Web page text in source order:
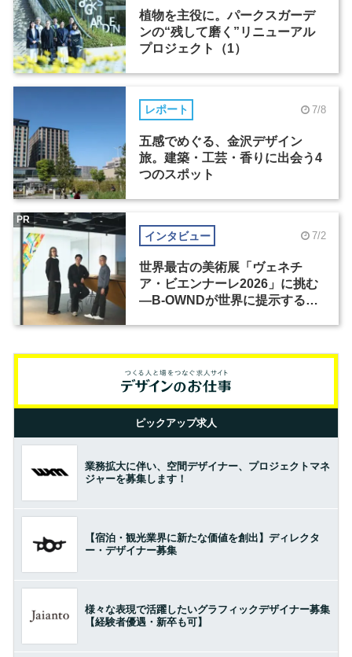
植物を主役に。パークスガーデ
ンの“残して磨く”リニューアル
プロジェクト（1）
レポート 7/8
五感でめぐる、金沢デザイン
旅。建築・工芸・香りに出会う4
つのスポット
インタビュー 7/2
世界最古の美術展「ヴェネチ
ア・ビエンナーレ2026」に挑む
―B-OWNDが世界に提示する美
PR
ピックアップ求人
業務拡大に伴い、空間デザイナー、プロジェクトマネ
ジャーを募集します！
【宿泊・観光業界に新たな価値を創出】ディレクタ
ー・デザイナー募集
様々な表現で活躍したいグラフィックデザイナー募集
【経験者優遇・新卒も可】